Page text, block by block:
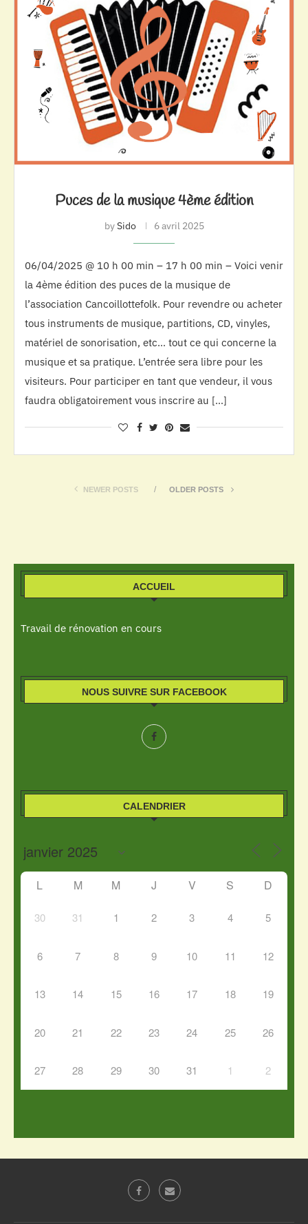
Puces de la musique 4ème édition
bySido 6 avril 2025
06/04/2025 @ 10 h 00 min – 17 h 00 min – Voici venir
la 4ème édition des puces de la musique de
l’association Cancoillottefolk. Pour revendre ou acheter
tous instruments de musique, partitions, CD, vinyles,
matériel de sonorisation, etc… tout ce qui concerne la
musique et sa pratique. L’entrée sera libre pour les
visiteurs. Pour participer en tant que vendeur, il vous
faudra obligatoirement vous inscrire au […]
NEWER POSTS OLDER POSTS
ACCUEIL
Travail de rénovation en cours
NOUS SUIVRE SUR FACEBOOK
CALENDRIER
L M M J V S D
30 31 1 2 3 4 5
6 7 8 9 10 11 12
13 14 15 16 17 18 19
20 21 22 23 24 25 26
27 28 29 30 31 1 2